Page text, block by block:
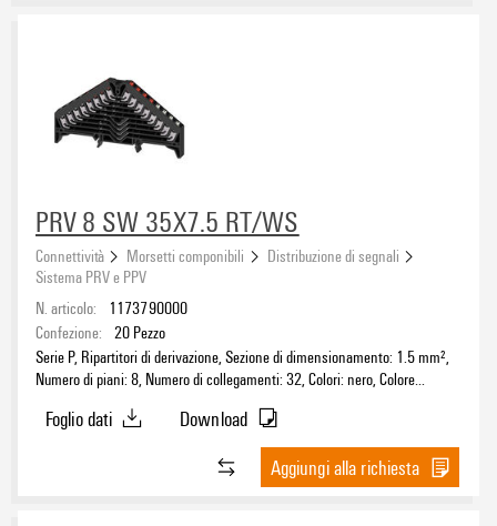
3(16)
4(22)
Numero di potenziali
2(57)
3(13)
4(8)
≥ 6(18)
Campo di sezioni, min.
Campo di sezioni, max.
Sezione di collegamento cavo AWG, min.
PRV 8 SW 35X7.5 RT/WS
Connettività Morsetti componibili
Distribuzione di segnali
Sistema PRV e PPV
N. articolo:
1173790000
Confezione: 20 Pezzo
Serie P, Ripartitori di derivazione, Sezione di dimensionamento: 1.5 mm²,
Numero di piani: 8, Numero di collegamenti: 32, Colori: nero, Colore
Foglio dati
Download
Aggiungi alla richiesta